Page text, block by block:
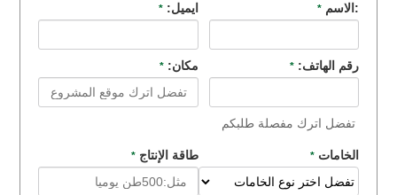
:الاسم* ايميل: *
رقم الهاتف:* مكان: *
تفضل اترك مفصلة طلبكم
الخامات* طاقة الإنتاج *